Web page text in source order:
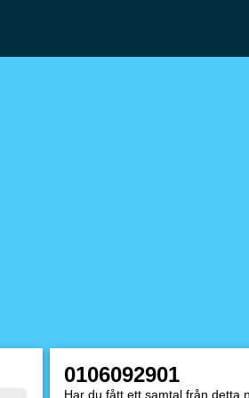
0106092901
Har du fått ett samtal från detta